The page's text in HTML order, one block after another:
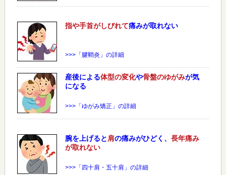
指や手首がしびれて痛みが取れない
>>>「腱鞘炎」の詳細
産後による体型の変化や骨盤のゆがみが気
になる
>>>「ゆがみ矯正」の詳細
腕を上げると 肩の痛みがひどく、 長年痛み
が取れない
>>>「四十肩・五十肩」の詳細